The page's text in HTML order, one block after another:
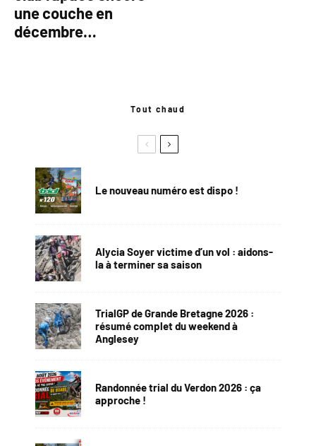
une couche en
décembre…
Tout chaud
Le nouveau numéro est dispo !
Alycia Soyer victime d’un vol : aidons-
la à terminer sa saison
TrialGP de Grande Bretagne 2026 :
résumé complet du weekend à
Anglesey
Randonnée trial du Verdon 2026 : ça
approche !